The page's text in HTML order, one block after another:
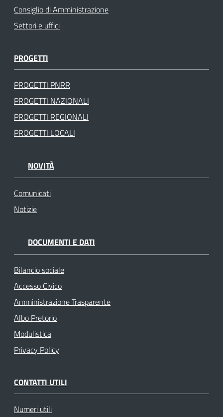
Consiglio di Amministrazione
Settori e uffici
PROGETTI
PROGETTI PNRR
PROGETTI NAZIONALI
PROGETTI REGIONALI
PROGETTI LOCALI
NOVITÀ
Comunicati
Notizie
DOCUMENTI E DATI
Bilancio sociale
Accesso Civico
Amministrazione Trasparente
Albo Pretorio
Modulistica
Privacy Policy
CONTATTI UTILI
Numeri utili